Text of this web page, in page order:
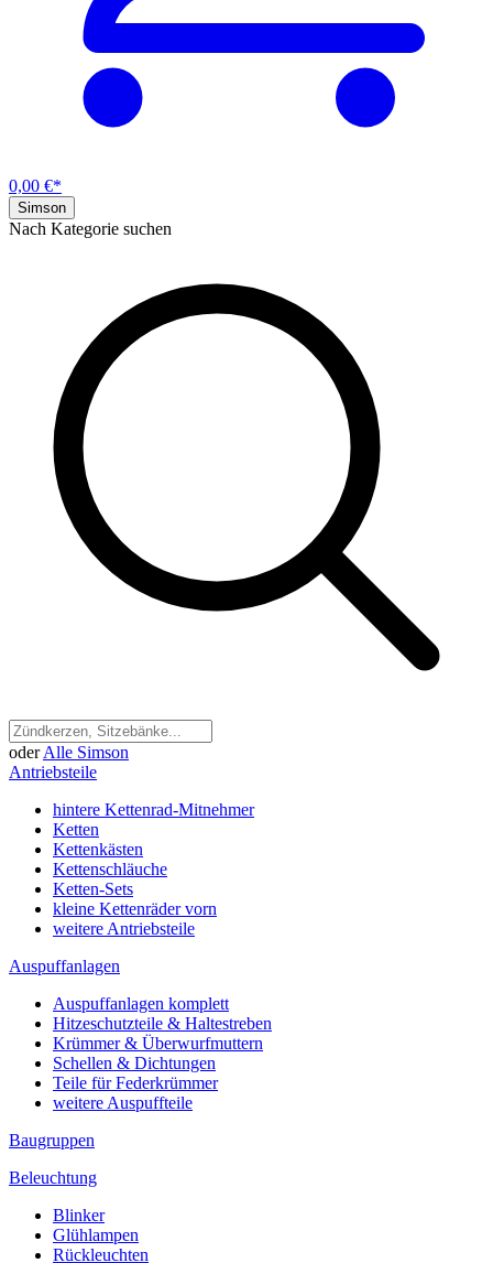
0,00 €*
Simson
Nach Kategorie suchen
oder Alle Simson
Antriebsteile
hintere Kettenrad-Mitnehmer
Ketten
Kettenkästen
Kettenschläuche
Ketten-Sets
kleine Kettenräder vorn
weitere Antriebsteile
Auspuffanlagen
Auspuffanlagen komplett
Hitzeschutzteile & Haltestreben
Krümmer & Überwurfmuttern
Schellen & Dichtungen
Teile für Federkrümmer
weitere Auspuffteile
Baugruppen
Beleuchtung
Blinker
Glühlampen
Rückleuchten